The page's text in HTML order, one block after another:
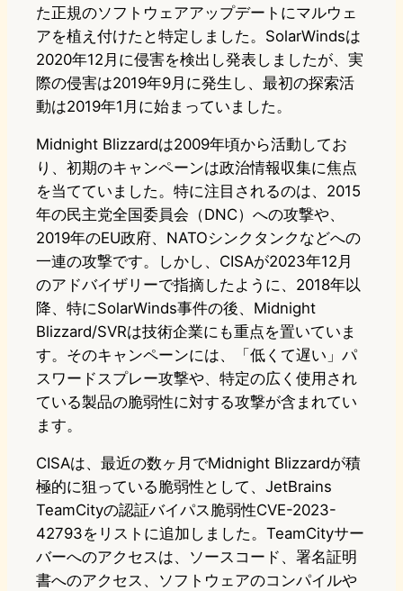
た正規のソフトウェアアップデートにマルウェ
アを植え付けたと特定しました。SolarWindsは
2020年12月に侵害を検出し発表しましたが、実
際の侵害は2019年9月に発生し、最初の探索活
動は2019年1月に始まっていました。
Midnight Blizzardは2009年頃から活動してお
り、初期のキャンペーンは政治情報収集に焦点
を当てていました。特に注目されるのは、2015
年の民主党全国委員会（DNC）への攻撃や、
2019年のEU政府、NATOシンクタンクなどへの
一連の攻撃です。しかし、CISAが2023年12月
のアドバイザリーで指摘したように、2018年以
降、特にSolarWinds事件の後、Midnight
Blizzard/SVRは技術企業にも重点を置いていま
す。そのキャンペーンには、「低くて遅い」パ
スワードスプレー攻撃や、特定の広く使用され
ている製品の脆弱性に対する攻撃が含まれてい
ます。
CISAは、最近の数ヶ月でMidnight Blizzardが積
極的に狙っている脆弱性として、JetBrains
TeamCityの認証バイパス脆弱性CVE-2023-
42793をリストに追加しました。TeamCityサー
バーへのアクセスは、ソースコード、署名証明
書へのアクセス、ソフトウェアのコンパイルや